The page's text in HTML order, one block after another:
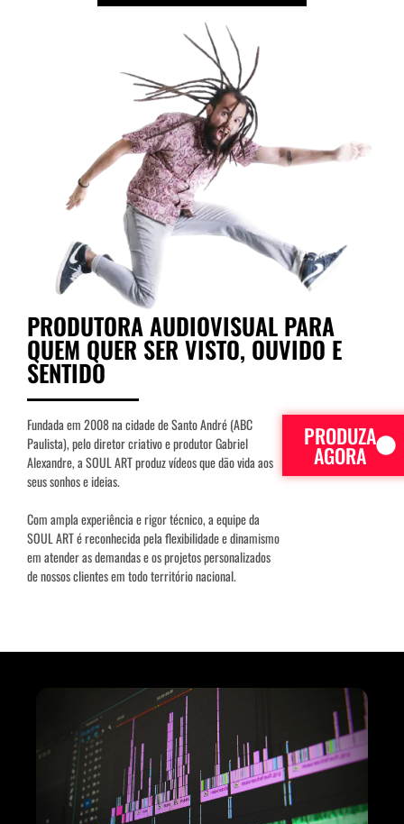
PRODUTORA AUDIOVISUAL PARA
QUEM QUER SER VISTO, OUVIDO E
SENTIDO
Fundada em 2008 na cidade de Santo André (ABC
Paulista), pelo diretor criativo e produtor Gabriel
Alexandre, a SOUL ART produz vídeos que dão vida aos
seus sonhos e ideias.
Com ampla experiência e rigor técnico, a equipe da
SOUL ART é reconhecida pela flexibilidade e dinamismo
em atender as demandas e os projetos personalizados
de nossos clientes em todo território nacional.
PRODUZA
AGORA